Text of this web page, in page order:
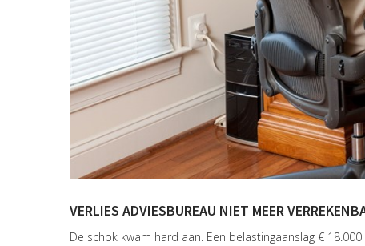
VERLIES ADVIESBUREAU NIET MEER
De schok kwam hard aan. Een belastingaanslag €